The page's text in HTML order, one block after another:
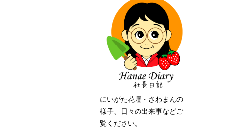
にいがた花壇・さわまんの
様子、日々の出来事などご
覧ください。